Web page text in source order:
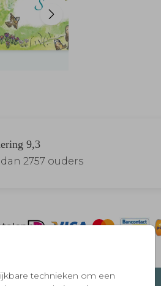
technieken om een
9,3
2757 ouders